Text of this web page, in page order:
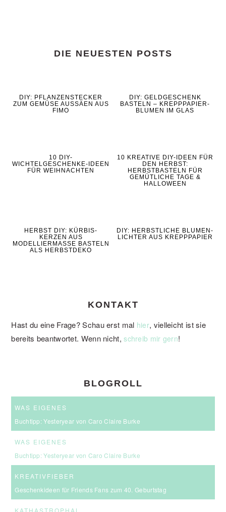
DIE NEUESTEN POSTS
DIY: PFLANZENSTECKER
ZUM GEMÜSE AUSSÄEN AUS
FIMO
DIY: GELDGESCHENK
BASTELN – KREPPPAPIER-
BLUMEN IM GLAS
10 DIY-
WICHTELGESCHENKE-IDEEN
FÜR WEIHNACHTEN
10 KREATIVE DIY-IDEEN FÜR
DEN HERBST:
HERBSTBASTELN FÜR
GEMÜTLICHE TAGE &
HALLOWEEN
HERBST DIY: KÜRBIS-
KERZEN AUS
MODELLIERMASSE BASTELN
ALS HERBSTDEKO
DIY: HERBSTLICHE BLUMEN-
LICHTER AUS KREPPPAPIER
KONTAKT
Hast du eine Frage? Schau erst mal hier, vielleicht ist sie
bereits beantwortet. Wenn nicht,schreib mir gern!
BLOGROLL
WAS EIGENES
Buchtipp: Yesteryear von Caro Claire Burke
WAS EIGENES
Buchtipp: Yesteryear von Caro Claire Burke
KREATIVFIEBER
Geschenkideen für Friends Fans zum 40. Geburtstag
KATHASTROPHAL